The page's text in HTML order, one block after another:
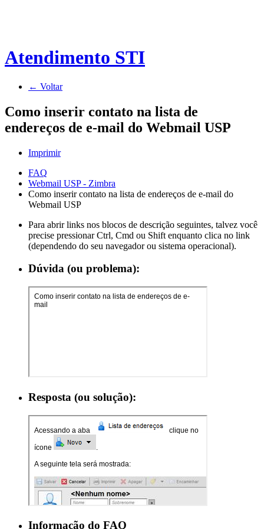
Atendimento STI
← Voltar
Como inserir contato na lista de
endereços de e-mail do Webmail USP
Imprimir
FAQ
Webmail USP - Zimbra
Como inserir contato na lista de endereços de e-mail do
Webmail USP
Para abrir links nos blocos de descrição seguintes, talvez você
precise pressionar Ctrl, Cmd ou Shift enquanto clica no link
(dependendo do seu navegador ou sistema operacional).
Dúvida (ou problema):
Resposta (ou solução):
Informação do FAQ